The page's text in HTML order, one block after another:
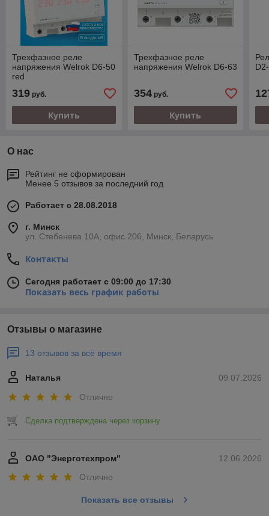
Трехфазное реле
напряжения Welrok D6-50
red
319 руб.
Купить
Трехфазное реле
напряжения Welrok D6-63
354руб.
Купить
О нас
Рейтинг не сформирован
Менее 5 отзывов за последний год
Работает с 28.08.2018
г. Минск
ул. Стебенева 10А, офис 206, Минск, Беларусь
Контакты
Сегодня работает с 09:00 до 17:30
Показать весь график работы
Отзывы о магазине
13 отзывов за всё время
09.07.2026
Наталья
Отлично
Сделка подтверждена через корзину
12.06.2026
ОАО "Энерготехпром"
Отлично
Показать все отзывы